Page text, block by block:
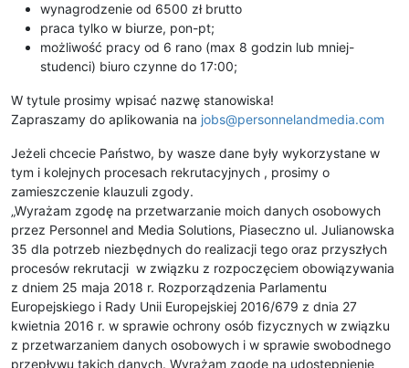
wynagrodzenie od 6500 zł brutto
praca tylko w biurze, pon-pt;
możliwość pracy od 6 rano (max 8 godzin lub mniej-
studenci) biuro czynne do 17:00;
W tytule prosimy wpisać nazwę stanowiska!
Zapraszamy do aplikowania na jobs@personnelandmedia.com
Jeżeli chcecie Państwo, by wasze dane były wykorzystane w
tym i kolejnych procesach rekrutacyjnych , prosimy o
zamieszczenie klauzuli zgody.
„Wyrażam zgodę na przetwarzanie moich danych osobowych
przez Personnel and Media Solutions, Piaseczno ul. Julianowska
35 dla potrzeb niezbędnych do realizacji tego oraz przyszłych
procesów rekrutacji w związku z rozpoczęciem obowiązywania
z dniem 25 maja 2018 r. Rozporządzenia Parlamentu
Europejskiego i Rady Unii Europejskiej 2016/679 z dnia 27
kwietnia 2016 r. w sprawie ochrony osób fizycznych w związku
z przetwarzaniem danych osobowych i w sprawie swobodnego
przepływu takich danych. Wyrażam zgodę na udostępnienie